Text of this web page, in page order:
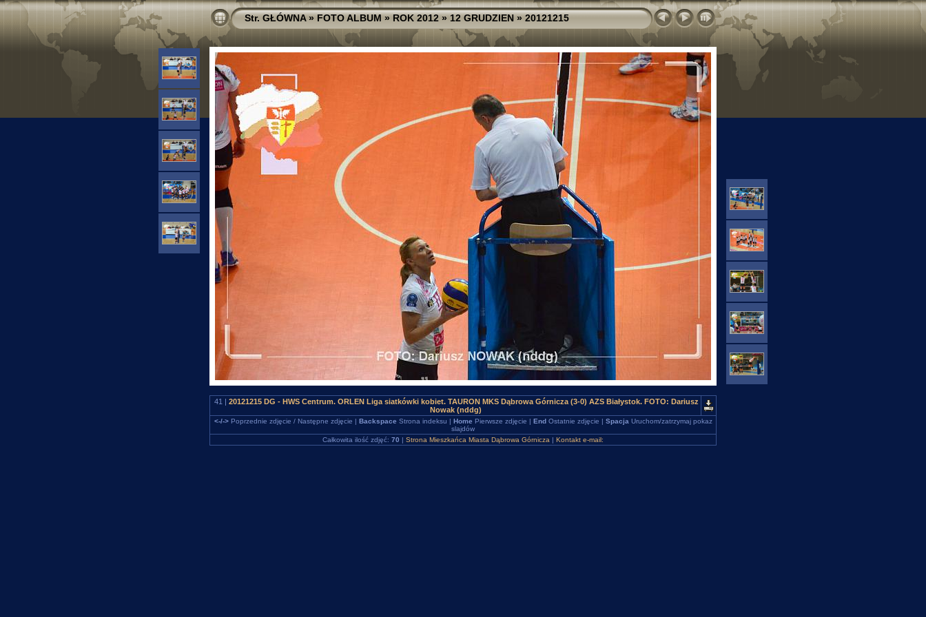
Str. GŁÓWNA»FOTO ALBUM»ROK 2012»12 GRUDZIEN»20121215
41 | 20121215 DG - HWS Centrum. ORLEN Liga siatkówki kobiet. TAURON MKS Dąbrowa Górnicza (3-0) AZS Białystok. FOTO: Dariusz
Nowak (nddg)
<-/->Poprzednie zdjęcie / Następne zdjęcie | Backspace Strona indeksu | Home Pierwsze zdjęcie | EndOstatnie zdjęcie | Spacja Uruchom/zatrzymaj pokaz
slajdów
Całkowita ilość zdjęć: 70 | Strona Mieszkańca Miasta Dąbrowa Górnicza | Kontakt e-mail: